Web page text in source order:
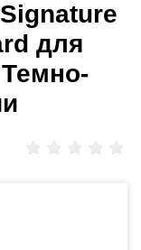
для